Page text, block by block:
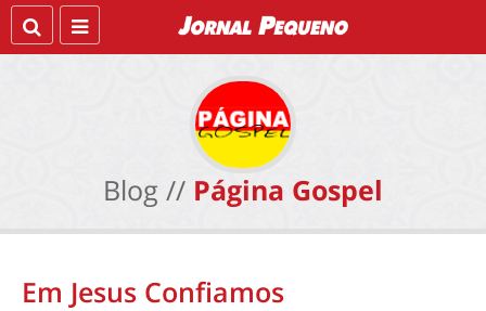
Blog // Página Gospel
Em Jesus Confiamos